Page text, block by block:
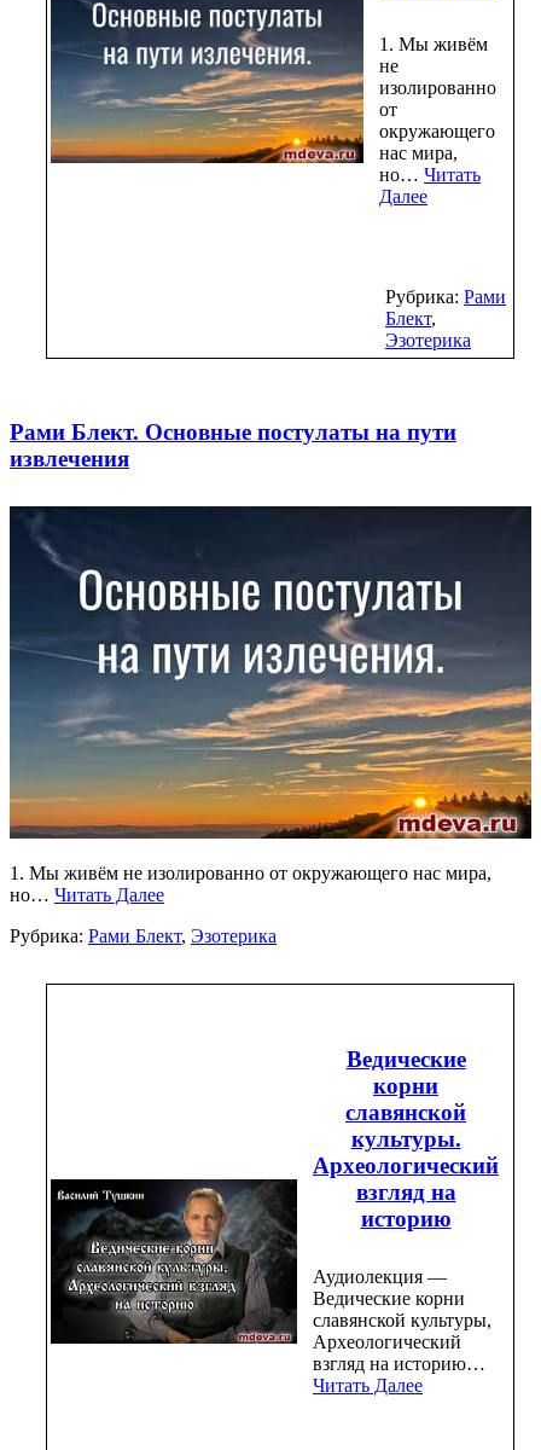
1. Мы живём
не
изолированно
от
окружающего
нас мира,
но… Читать
Далее
Рубрика: Рами
Блект,
Эзотерика
Рами Блект. Основные постулаты на пути
извлечения
1. Мы живём не изолированно от окружающего нас мира,
но… Читать Далее
Рубрика: Рами Блект, Эзотерика
Ведические
корни
славянской
культуры.
Археологический
взгляд на
историю
Аудиолекция —
Ведические корни
славянской культуры,
Археологический
взгляд на историю…
Читать Далее